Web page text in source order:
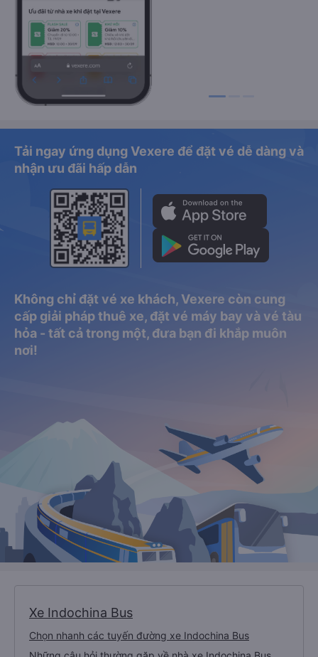
Tải ngay ứng dụng Vexere để đặt vé dễ dàng và
nhận ưu đãi hấp dẫn
Không chỉ đặt vé xe khách, Vexere còn cung
cấp giải pháp thuê xe, đặt vé máy bay và vé tàu
hỏa - tất cả trong một, đưa bạn đi khắp muôn
nơi!
Xe Indochina Bus
Chọn nhanh các tuyến đường xe Indochina Bus